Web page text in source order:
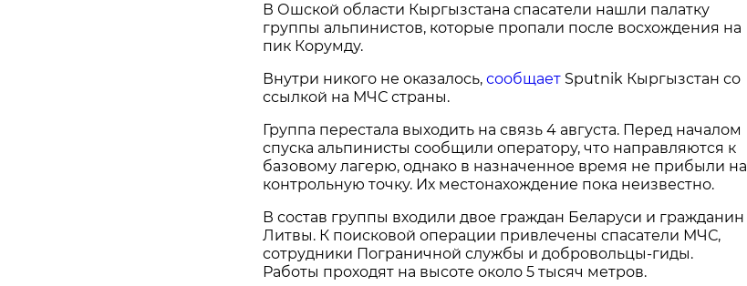
В Ошской области Кыргызстана спасатели нашли палатку
группы альпинистов, которые пропали после восхождения на
пик Корумду.
Внутри никого не оказалось, сообщает Sputnik Кыргызстан со
ссылкой на МЧС страны.
Группа перестала выходить на связь 4 августа. Перед началом
спуска альпинисты сообщили оператору, что направляются к
базовому лагерю, однако в назначенное время не прибыли на
контрольную точку. Их местонахождение пока неизвестно.
В состав группы входили двое граждан Беларуси и гражданин
Литвы. К поисковой операции привлечены спасатели МЧС,
сотрудники Пограничной службы и добровольцы-гиды.
Работы проходят на высоте около 5 тысяч метров.